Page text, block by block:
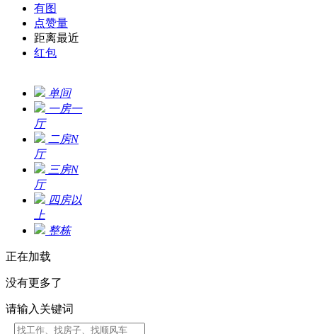
有图
点赞量
距离最近
红包
单间
一房一
厅
二房N
厅
三房N
厅
四房以
上
整栋
正在加载
没有更多了
请输入关键词